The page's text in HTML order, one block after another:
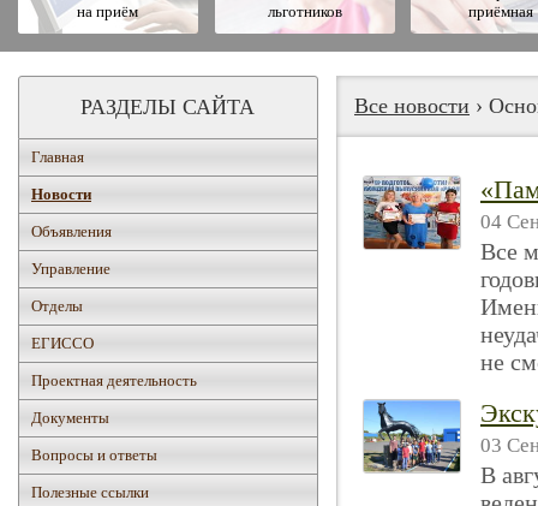
на приём
льготников
приёмная
РАЗДЕЛЫ САЙТА
Главная
Новости
Объявления
Управление
Отделы
ЕГИССО
Проектная деятельность
Документы
Вопросы и ответы
Полезные ссылки
Все новости ›
04
Все
не
03
В